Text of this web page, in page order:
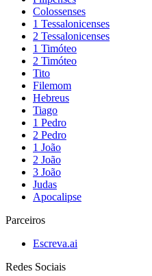
Colossenses
1 Tessalonicenses
2 Tessalonicenses
1 Timóteo
2 Timóteo
Tito
Filemom
Hebreus
Tiago
1 Pedro
2 Pedro
1 João
2 João
3 João
Judas
Apocalipse
Parceiros
Escreva.ai
Redes Sociais